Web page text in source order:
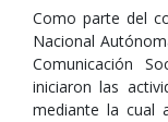
Como parte del
Nacional
Comunicación
iniciaron las
mediante la cual